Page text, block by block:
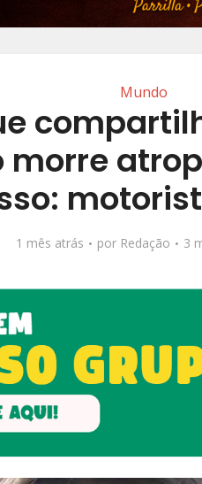
Mundo
morre
1 mês atrás por Redação 3